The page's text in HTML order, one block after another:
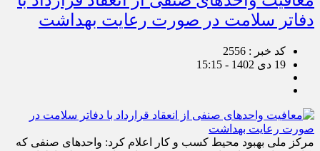
دفاتر سلامت در صورت رعایت بهداشت
کد خبر : 2556
19 دی 1402 - 15:15
مرکز ملی بهبود محیط کسب و کار اعلام کرد: واحدهای صنفی که